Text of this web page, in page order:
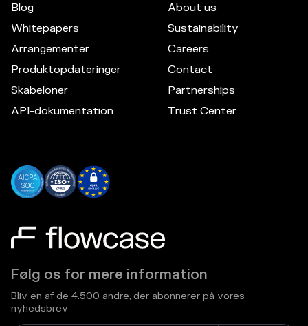
Følg os for mere information
Bliv en af de 4.500 andre, der abonnerer på vores
nyhedsbrev
Blog
Whitepapers
Arrangementer
Produktopdateringer
Skabeloner
API-dokumentation
About us
Sustainability
Careers
Contact
Partnerships
Trust Center